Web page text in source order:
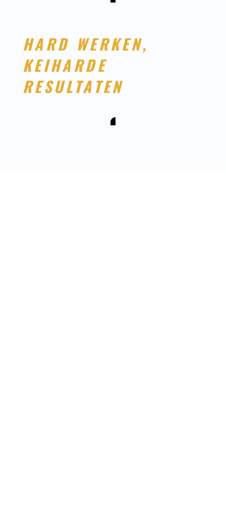
HARD WERKEN,
KEIHARDE
RESULTATEN